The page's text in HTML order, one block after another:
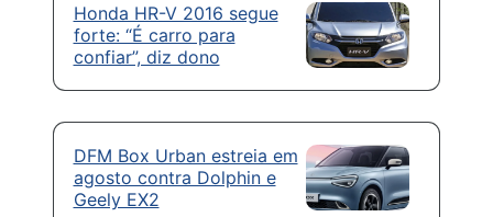
Honda HR-V 2016 segue
forte: “É carro para
confiar”, diz dono
DFM Box Urban estreia em
agosto contra Dolphin e
Geely EX2